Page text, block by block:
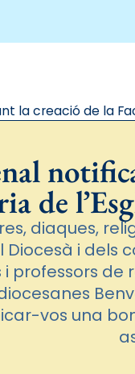
la creació de la
de
diaques,
Diocesà i dels
i professors de
vos una